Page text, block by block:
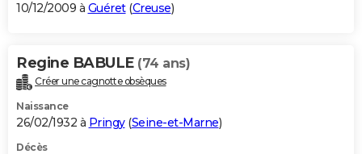
10/12/2009 à Guéret(Creuse)
Regine BABULE (74 ans)
Créer une cagnotte obsèques
Naissance
26/02/1932 à Pringy(Seine-et-Marne)
Décès